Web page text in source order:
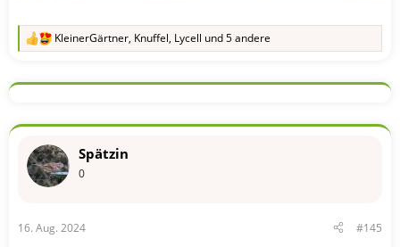
R
k
o
e
n
KleinerGärtner, Knuffel, Lycell und 5 andere
Spätzin
0
16. Aug. 2024 #145